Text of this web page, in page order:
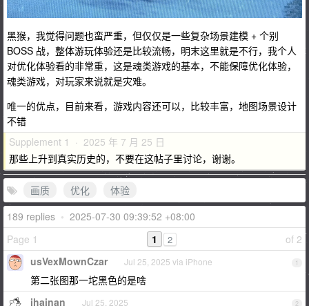
黑猴，我觉得问题也蛮严重，但仅仅是一些复杂场景建模 + 个别
BOSS 战，整体游玩体验还是比较流畅，明末这里就是不行，我个人
对优化体验看的非常重，这是魂类游戏的基本，不能保障优化体验，
魂类游戏，对玩家来说就是灾难。
唯一的优点，目前来看，游戏内容还可以，比较丰富，地图场景设计
不错
Supplement 1 · 2025 年 7 月 25 日
那些上升到真实历史的，不要在这帖子里讨论，谢谢。
画质 优化
体验
189 replies • 2025-07-30 09:39:52 +08:00
Page 1
of 2
1 2
1
usVexMownCzar Jul 25, 2025 via iPhone
第二张图那一坨黑色的是啥
2
ihainan Jul 25, 2025